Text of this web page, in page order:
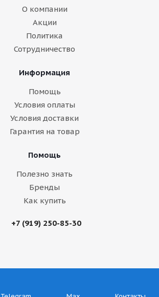
О компании
Акции
Политика
Сотрудничество
Информация
Помощь
Условия оплаты
Условия доставки
Гарантия на товар
Помощь
Полезно знать
Бренды
Как купить
+7 (919) 250-85-30